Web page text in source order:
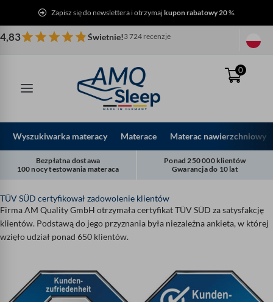
treści
Zapisz się do newslettera i otrzymajkupon rabatowy 20%.
4,83 Świetnie!3 724 recenzje
0
Wyszukiwarka materacy Materace Materac nawierzchniowy
Bezpłatna dostawa
100 nocy testowania materaca
Ponad 250 000 klientów
Gwarancja do 10 lat
TÜV SÜD certyfikował zadowolenie klientów
Firma AM Quality GmbH otrzymała certyfikat TÜV SÜD za satysfakcję
klientów. Podstawą do jego przyznania była niezależna ankieta, w której
wzięło udział ponad 650 klientów.